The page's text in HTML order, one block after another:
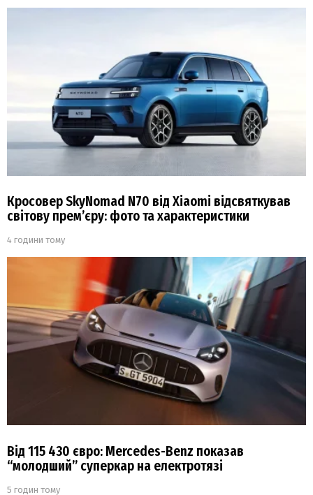
Кросовер SkyNomad N70 від Xiaomi відсвяткував
світову прем’єру: фото та характеристики
4 години тому
Від 115 430 євро: Mercedes-Benz показав
“молодший” суперкар на електротязі
5 годин тому